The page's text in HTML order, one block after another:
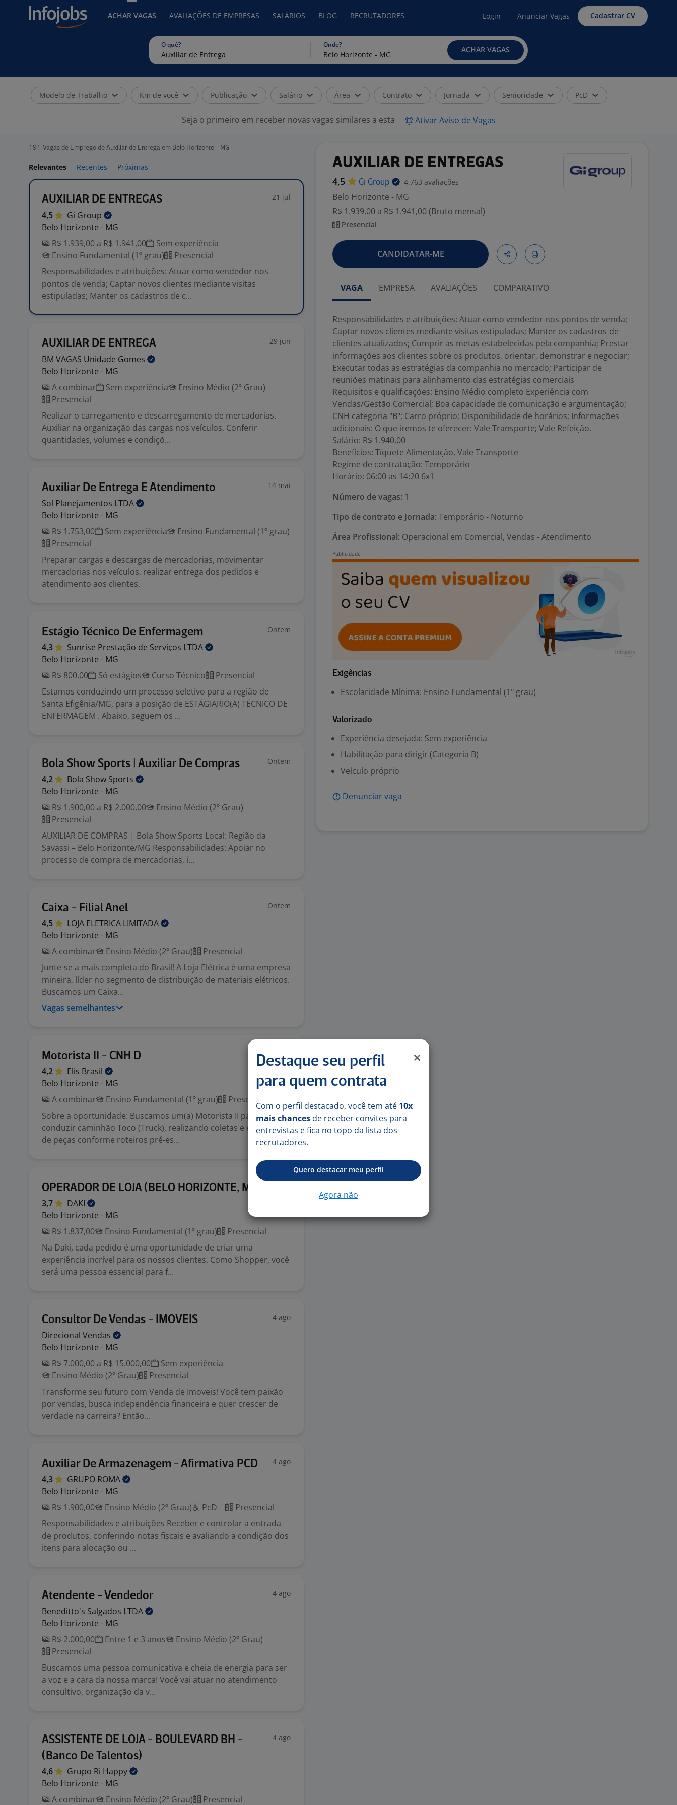
ACHAR VAGAS AVALIAÇÕES DE EMPRESAS SALÁRIOS BLOG RECRUTADORES Login Anunciar Vagas Cadastrar CV
O quê? Onde?
ACHAR VAGAS
Modelo de Trabalho Km de você Publicação Salário Área Contrato Jornada Senioridade PcD
Seja o primeiro em receber novas vagas similares a esta Ativar Aviso de Vagas
191 Vagas de Emprego de Auxiliar de Entrega em Belo Horizonte - MG
Relevantes Recentes Próximas
AUXILIAR DE ENTREGAS 21 jul
4,5 Gi Group
Belo Horizonte - MG
R$ 1.939,00 a R$ 1.941,00
Sem experiência
Ensino Fundamental (1º grau)
Presencial
Responsabilidades e atribuições: Atuar como vendedor nos
pontos de venda; Captar novos clientes mediante visitas
estipuladas; Manter os cadastros de c...
AUXILIAR DE ENTREGA 29 jun
BM VAGAS Unidade Gomes
Belo Horizonte - MG
A combinar
Sem experiência
Ensino Médio (2º Grau)
Presencial
Realizar o carregamento e descarregamento de mercadorias.
Auxiliar na organização das cargas nos veículos. Conferir
quantidades, volumes e condiçõ...
Auxiliar De Entrega E Atendimento 14 mai
Sol Planejamentos LTDA
Belo Horizonte - MG
R$ 1.753,00
Sem experiência
Ensino Fundamental (1º grau)
Presencial
Preparar cargas e descargas de mercadorias, movimentar
mercadorias nos veículos, realizar entrega dos pedidos e
atendimento aos clientes.
Estágio Técnico De Enfermagem Ontem
4,3 Sunrise Prestação de Serviços LTDA
Belo Horizonte - MG
R$ 800,00
Só estágios Curso Técnico
Presencial
Estamos conduzindo um processo seletivo para a região de
Santa Efigênia/MG, para a posição de ESTÁGIARIO(A) TÉCNICO DE
ENFERMAGEM . Abaixo, seguem os ...
Bola Show Sports | Auxiliar De Compras Ontem
4,2 Bola Show Sports
Belo Horizonte - MG
R$ 1.900,00 a R$ 2.000,00
Ensino Médio (2º Grau)
Presencial
AUXILIAR DE COMPRAS | Bola Show Sports Local: Região da
Savassi – Belo Horizonte/MG Responsabilidades: Apoiar no
processo de compra de mercadorias, i...
Caixa - Filial Anel Ontem
4,5 LOJA ELETRICA LIMITADA
Belo Horizonte - MG
A combinar
Ensino Médio (2º Grau)
Presencial
Junte-se a mais completa do Brasil! A Loja Elétrica é uma empresa
mineira, líder no segmento de distribuição de materiais elétricos.
Buscamos um Caixa...
Vagas semelhantes
Motorista II - CNH D Ontem
4,2 Elis Brasil
Belo Horizonte - MG
A combinar
Ensino Fundamental (1º grau)
Presencial
Sobre a oportunidade: Buscamos um(a) Motorista II para
conduzir caminhão Toco (Truck), realizando coletas e entregas
de peças conforme roteiros pré-es...
OPERADOR DE LOJA (BELO HORIZONTE, MG)
3,7
DAKI
Belo Horizonte - MG
R$ 1.837,00
Ensino Fundamental (1º grau)
Presencial
Na Daki, cada pedido é uma oportunidade de criar uma
experiência incrível para os nossos clientes. Como Shopper, você
será uma pessoa essencial para f...
Consultor De Vendas - IMOVEIS 4 ago
Direcional Vendas
Belo Horizonte - MG
R$ 7.000,00 a R$ 15.000,00
Sem experiência
Ensino Médio (2º Grau)
Presencial
Transforme seu futuro com Venda de Imoveis! Você tem paixão
por vendas, busca independência financeira e quer crescer de
verdade na carreira? Então...
Auxiliar De Armazenagem - Afirmativa PCD 4 ago
4,3 GRUPO ROMA
Belo Horizonte - MG
R$ 1.900,00
Ensino Médio (2º Grau) PcD
Presencial
Responsabilidades e atribuições Receber e controlar a entrada
de produtos, conferindo notas fiscais e avaliando a condição dos
itens para alocação ou ...
Atendente - Vendedor 4 ago
Beneditto's Salgados LTDA
Belo Horizonte - MG
R$ 2.000,00
Entre 1 e 3 anos
Ensino Médio (2º Grau)
Presencial
Buscamos uma pessoa comunicativa e cheia de energia para ser
a voz e a cara da nossa marca! Você vai atuar no atendimento
consultivo, organização da v...
ASSISTENTE DE LOJA - BOULEVARD BH -
(Banco De Talentos)
4 ago
4,6 Grupo Ri Happy
Belo Horizonte - MG
A combinar
Ensino Médio (2º Grau) Presencial
AUXILIAR DE ENTREGAS
4,5 Gi Group 4.763 avaliações
Belo Horizonte - MG
R$ 1.939,00 a R$ 1.941,00 (Bruto mensal)
Presencial
CANDIDATAR-ME
VAGA EMPRESA AVALIAÇÕES COMPARATIVO
Responsabilidades e atribuições: Atuar como vendedor nos pontos de venda;
Captar novos clientes mediante visitas estipuladas; Manter os cadastros de
clientes atualizados; Cumprir as metas estabelecidas pela companhia; Prestar
informações aos clientes sobre os produtos, orientar, demonstrar e negociar;
Executar todas as estratégias da companhia no mercado; Participar de
reuniões matinais para alinhamento das estratégias comerciais
Requisitos e qualificações: Ensino Médio completo Experiência com
Vendas/Gestão Comercial; Boa capacidade de comunicação e argumentação;
CNH categoria "B"; Carro próprio; Disponibilidade de horários; Informações
adicionais: O que iremos te oferecer: Vale Transporte; Vale Refeição.
Salário: R$ 1.940,00
Benefícios: Tíquete Alimentação, Vale Transporte
Regime de contratação: Temporário
Horário: 06:00 as 14:20 6x1
Número de vagas: 1
Tipo de contrato e Jornada: Temporário - Noturno
Área Profissional: Operacional em Comercial, Vendas - Atendimento
Exigências
Escolaridade Mínima: Ensino Fundamental (1º grau)
Valorizado
Experiência desejada: Sem experiência
Habilitação para dirigir (Categoria B)
Veículo próprio
Denunciar vaga
Destaque seu perfil
para quem contrata
Com o perfil destacado, você tem até 10x
mais chances de receber convites para
entrevistas e fica no topo da lista dos
recrutadores.
Quero destacar meu perfil
Agora não